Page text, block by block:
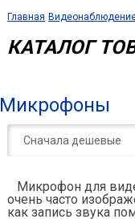
Главная
КАТАЛОГ
Микрофоны
Сначала дешевые
Микрофон для
очень часто
как запись звука